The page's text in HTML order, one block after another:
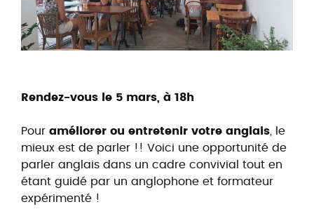
Rendez-vous le 5 mars, à 18h
Pour améliorer ou entretenir votre anglais , le
mieux est de parler !! Voici une opportunité de
parler anglais dans un cadre convivial tout en
étant guidé par un anglophone et formateur
expérimenté !